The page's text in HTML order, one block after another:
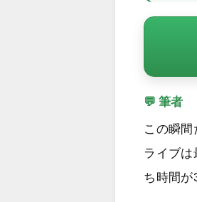
💬 筆者
この瞬
ライブは
ち時間が